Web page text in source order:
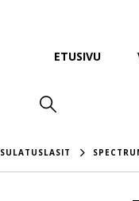
ETUSIVU
SULATUSLASIT